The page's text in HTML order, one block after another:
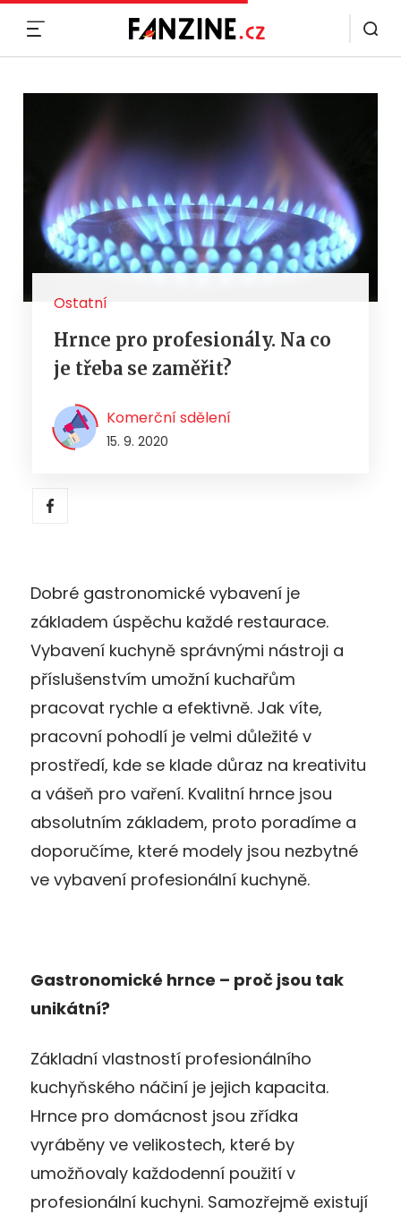
Ostatní
Hrnce pro profesionály. Na co
je třeba se zaměřit?
Komerční sdělení
15. 9. 2020
Dobré gastronomické vybavení je
základem úspěchu každé restaurace.
Vybavení kuchyně správnými nástroji a
příslušenstvím umožní kuchařům
pracovat rychle a efektivně. Jak víte,
pracovní pohodlí je velmi důležité v
prostředí, kde se klade důraz na kreativitu
a vášeň pro vaření. Kvalitní hrnce jsou
absolutním základem, proto poradíme a
doporučíme, které modely jsou nezbytné
ve vybavení profesionální kuchyně.
Gastronomické hrnce – proč jsou tak
unikátní?
Základní vlastností profesionálního
kuchyňského náčiní je jejich kapacita.
Hrnce pro domácnost jsou zřídka
vyráběny ve velikostech, které by
umožňovaly každodenní použití v
profesionální kuchyni. Samozřejmě existují